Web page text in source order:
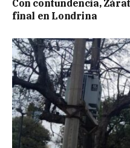
Con contundencia,
final en Londrina